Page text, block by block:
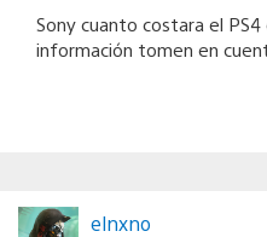
Sony cuanto costara el
información tomen en
elnxno